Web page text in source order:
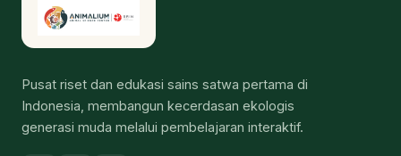
Pusat riset dan edukasi sains satwa pertama di
Indonesia, membangun kecerdasan ekologis
generasi muda melalui pembelajaran interaktif.